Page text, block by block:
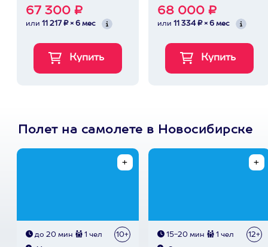
67 300 ₽
или 11 217 ₽ × 6 мес
68 000 ₽
или 11 334 ₽ × 6 мес
Полет на самолете в Новосибирске
до 20 мин 1 чел 10+ 15-20 мин 1 чел 12+